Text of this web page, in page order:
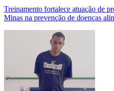
Treinamento fortalece atuação de
Minas na prevenção de doenças